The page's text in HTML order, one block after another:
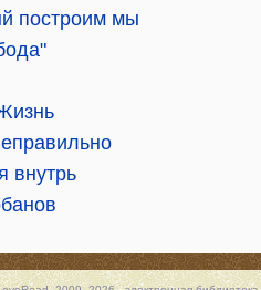
построим мы
внутрь